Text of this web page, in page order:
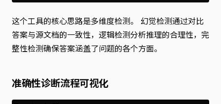
这个工具的核心思路是多维度检测。 幻觉检测通过对比
答案与源文档的一致性，逻辑检测分析推理的合理性，完
整性检测确保答案涵盖了问题的各个方面。
准确性诊断流程可视化